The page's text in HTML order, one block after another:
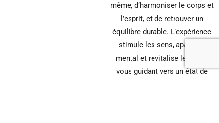
même, d’harmoniser le corps et
l’esprit, et de retrouver un
équilibre durable. L’expérience
stimule les sens, apaise le
mental et revitalise le corps,
vous guidant vers un état de